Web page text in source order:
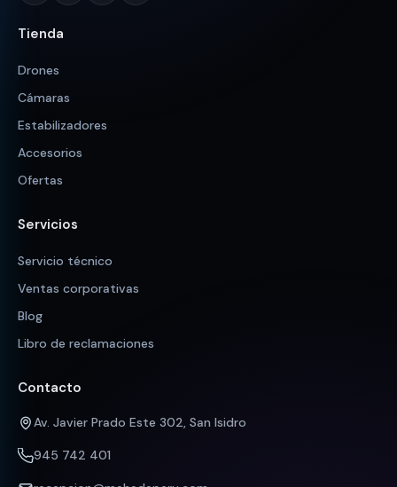
Tienda
Drones
Cámaras
Estabilizadores
Accesorios
Ofertas
Servicios
Servicio técnico
Ventas corporativas
Blog
Libro de reclamaciones
Contacto
Av. Javier Prado Este 302, San Isidro
945 742 401